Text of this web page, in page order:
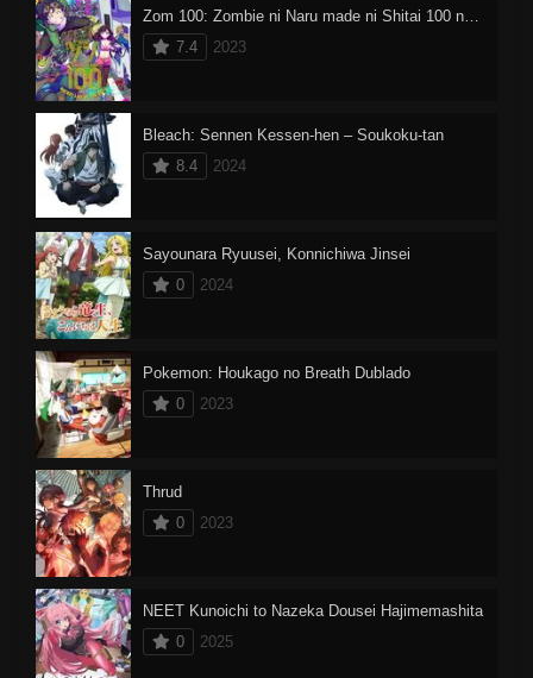
7.4
2023
Bleach: Sennen Kessen-hen – Soukoku-tan
8.4
2024
Sayounara Ryuusei, Konnichiwa Jinsei
0
2024
Pokemon: Houkago no Breath Dublado
0
2023
Thrud
0
2023
NEET Kunoichi to Nazeka Dousei Hajimemashita
0
2025